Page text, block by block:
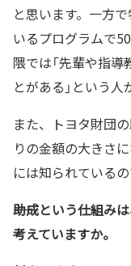
と思います。一方
いるプログラムで
隈では「先輩や指導
とがある」という
また、トヨタ財団
りの金額の大きさ
には知られている
――助成という仕組
考えていますか。